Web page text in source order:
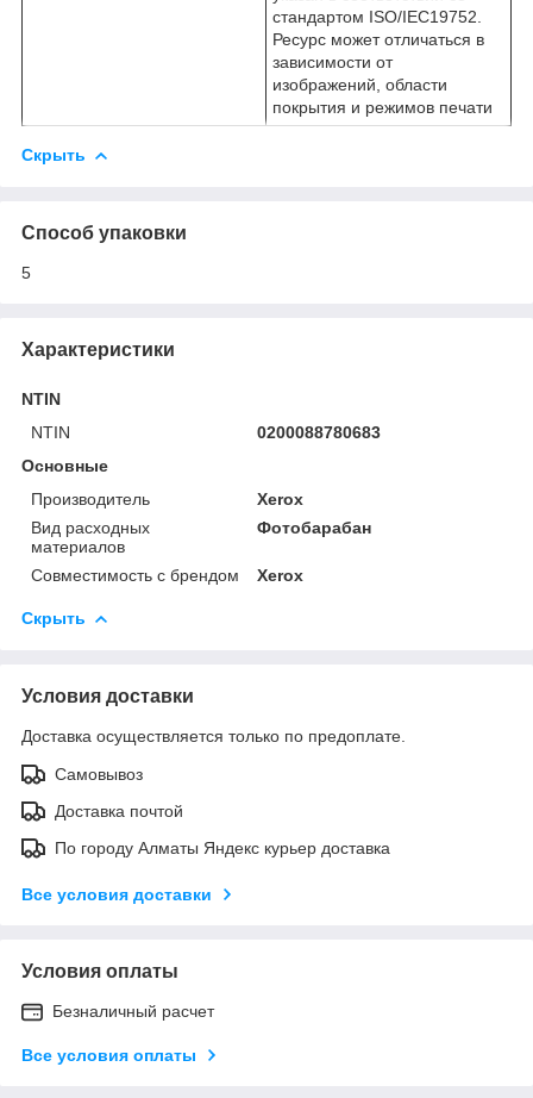
стандартом ISO/IEC19752.
Ресурс может отличаться в
зависимости от
изображений, области
покрытия и режимов печати
Скрыть
Способ упаковки
5
Характеристики
NTIN
NTIN
0200088780683
Основные
Производитель
Xerox
Вид расходных
материалов
Фотобарабан
Совместимость с брендом Xerox
Скрыть
Условия доставки
Доставка осуществляется только по предоплате.
Самовывоз
Доставка почтой
По городу Алматы Яндекс курьер доставка
Все условия доставки
Условия оплаты
Безналичный расчет
Все условия оплаты